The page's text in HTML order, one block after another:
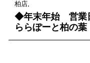
柏店,
◆年末年始 営業
ららぽーと柏の